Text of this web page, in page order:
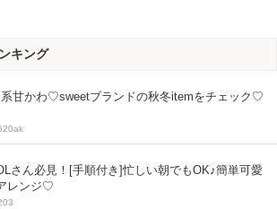
キング
系甘かわ♡sweetブランドの秋冬itemをチェック♡
さん必見！[手順付き]忙しい朝でもOK♪簡単可愛
レンジ♡